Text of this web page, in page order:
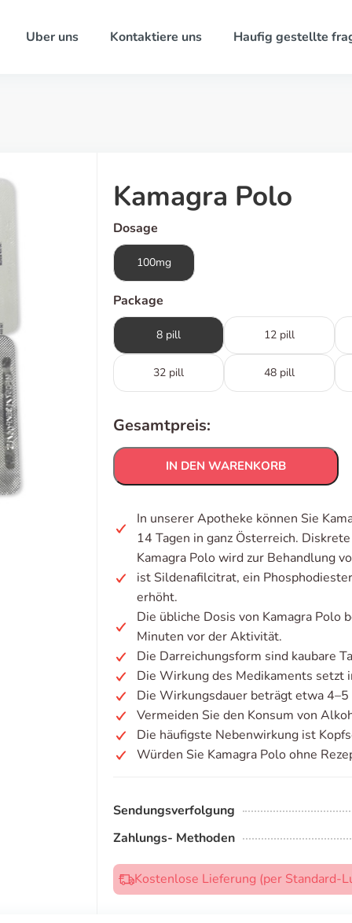
Uber uns Kontaktiere uns Haufig gestellte
Kamagra Polo
Dosage
100mg
Package
8 pill 12 pill
32 pill 48 pill
Gesamtpreis:
IN DEN WARENKORB
In unserer Apotheke können Sie
14 Tagen in ganz Österreich.
Kamagra Polo wird zur Behandlung
ist Sildenafilcitrat, ein
erhöht.
Die übliche Dosis von Kamagra Polo
Minuten vor der Aktivität.
Die Darreichungsform sind kaubare
Die Wirkung des Medikaments setzt
Die Wirkungsdauer beträgt etwa 4–5
Vermeiden Sie den Konsum von
Die häufigste Nebenwirkung ist
Würden Sie Kamagra Polo ohne
Sendungsverfolgung
Zahlungs- Methoden
Kostenlose Lieferung (per